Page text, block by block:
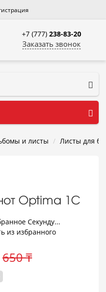
+7 (777) 238-83-20
Заказать звонок
и листы Листы для
Optima 1C
Cекунду...
из избранного
650 ₸